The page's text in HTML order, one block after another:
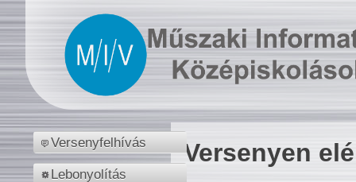
Versenyfelhívás
Lebonyolítás
Versenyen